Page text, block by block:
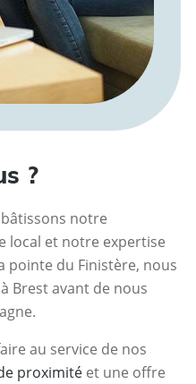
?
notre
local et notre expertise
pointe du Finistère, nous
Brest avant de nous
au service de nos
proximité et une offre